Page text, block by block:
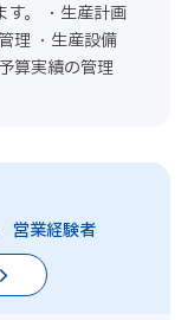
す。 ・生産計画
理 ・生産設備
算実績の管理
営業経験者